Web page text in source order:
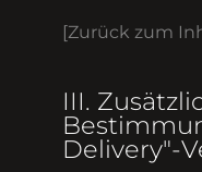
[Zurück zum
III.
Delivery"-